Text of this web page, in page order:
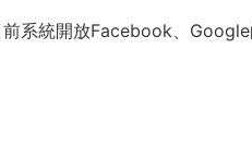
系統開放Facebook、